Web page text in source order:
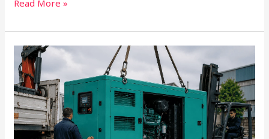
Read More »
Jeneratör
Alan
Firma